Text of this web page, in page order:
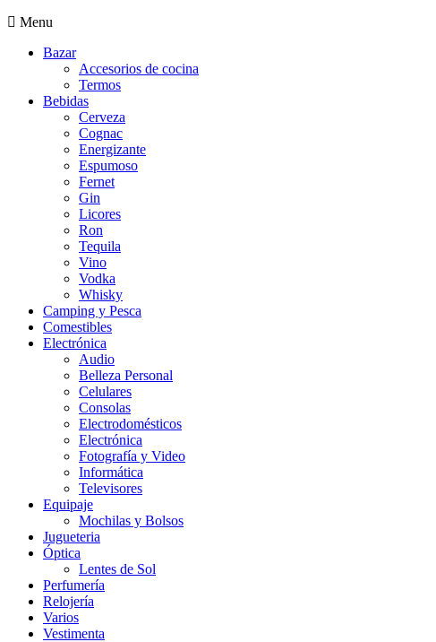
Menu
Bazar
Accesorios de cocina
Termos
Bebidas
Cerveza
Cognac
Energizante
Espumoso
Fernet
Gin
Licores
Ron
Tequila
Vino
Vodka
Whisky
Camping y Pesca
Comestibles
Electrónica
Audio
Belleza Personal
Celulares
Consolas
Electrodomésticos
Electrónica
Fotografía y Video
Informática
Televisores
Equipaje
Mochilas y Bolsos
Jugueteria
Óptica
Lentes de Sol
Perfumería
Relojería
Varios
Vestimenta